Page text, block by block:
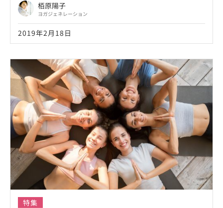
栢原陽子
ヨガジェネレーション
2019年2月18日
特集